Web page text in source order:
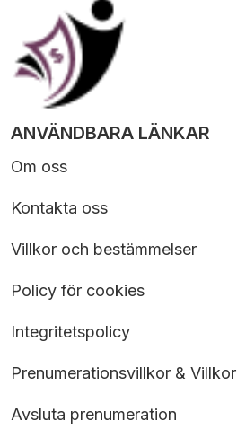
ANVÄNDBARA LÄNKAR
Om oss
Kontakta oss
Villkor och bestämmelser
Policy för cookies
Integritetspolicy
Prenumerationsvillkor & Villkor
Avsluta prenumeration